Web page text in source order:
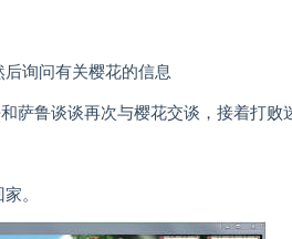
询问有关樱花的信息
萨鲁谈谈再次与樱花交谈，接着打败
。